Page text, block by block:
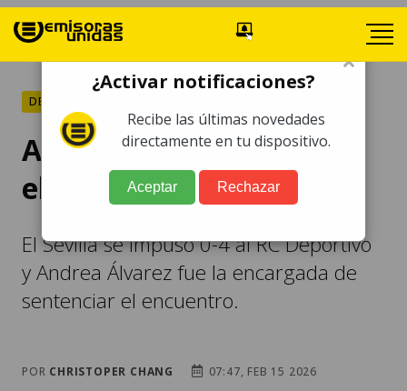
DEPORTES
Andrea Álvarez anota en
el triunfo del Sevilla
El Sevilla se impuso 0-4 al RC Deportivo
y Andrea Álvarez fue la encargada de
sentenciar el encuentro.
POR CHRISTOPER CHANG
07:47, FEB 15 2026
×
¿Activar notificaciones?
Recibe las últimas novedades
directamente en tu dispositivo.
Aceptar Rechazar